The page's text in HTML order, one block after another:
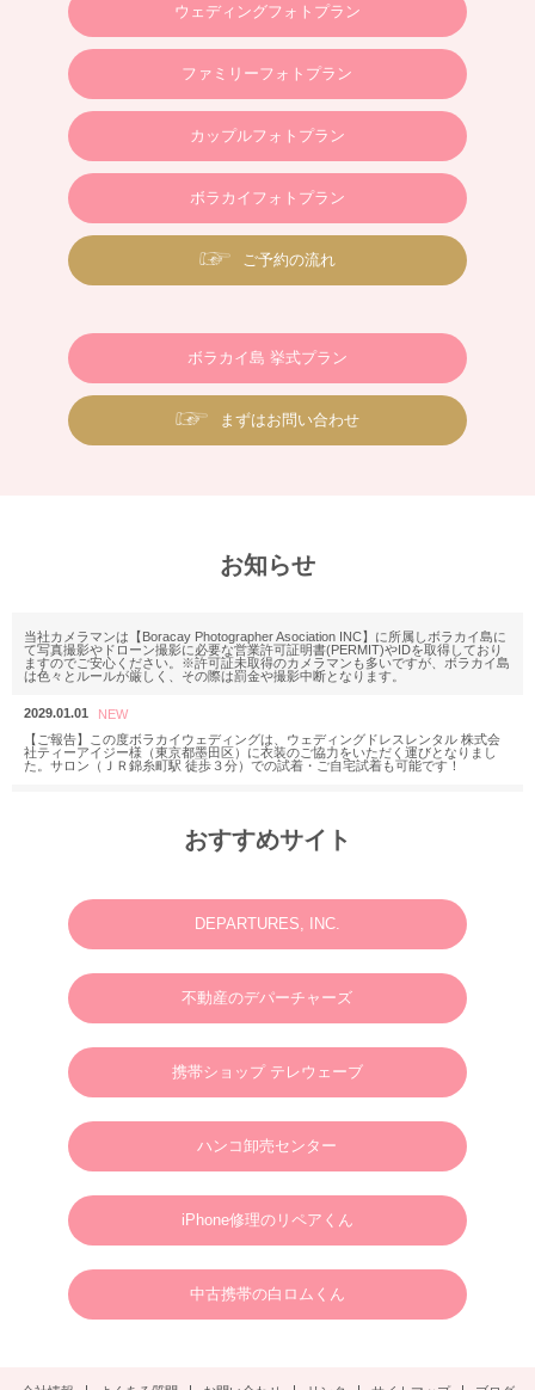
ウェディングフォトプラン
ファミリーフォトプラン
カップルフォトプラン
ボラカイフォトプラン
ご予約の流れ
ボラカイ島 挙式プラン
まずはお問い合わせ
お知らせ
当社カメラマンは【Boracay Photographer Asociation INC】に所属しボラカイ島に
て写真撮影やドローン撮影に必要な営業許可証明書(PERMIT)やIDを取得しており
ますのでご安心ください。※許可証未取得のカメラマンも多いですが、ボラカイ島
は色々とルールが厳しく、その際は罰金や撮影中断となります。
2029.01.01
【ご報告】この度ボラカイウェディングは、ウェディングドレスレンタル 株式会
社ティーアイジー様（東京都墨田区）に衣装のご協力をいただく運びとなりまし
た。サロン（ＪＲ錦糸町駅 徒歩３分）での試着・ご自宅試着も可能です！
M様 2025年12月or2026年2月
ウェディングフォトお問い合わせありがとうございます。
N様 2025年7月 ウェディングフォト・動画・ドローンご予約ありがとうございま
M様 2025年4月 ウェディングフォトお問い合わせありがとうございます。
英語やタガログ語を話せる方向けプラン【 カメラマン＆ヘアメイクのみの手配と
なりますので、衣装などは全てお客様でご用意ください。128,000円(税別)】
新年のご挨拶
謹んで新年のご挨拶を申し上げます。
旧年中は格別のご支援、ご愛顧を賜り、心より御礼申し上げます。
新しい年が、皆さまにとりまして、幸多き年となりますよう心よりお祈り申し上げ
2025年1月1日
ボラカイウェディングフォト一同
2025.01.22
N様 2025年3月 ウェディングフォトご予約ありがとうございます。
おすすめサイト
DEPARTURES, INC.
不動産のデパーチャーズ
携帯ショップ テレウェーブ
ハンコ卸売センター
iPhone修理のリペアくん
中古携帯の白ロムくん